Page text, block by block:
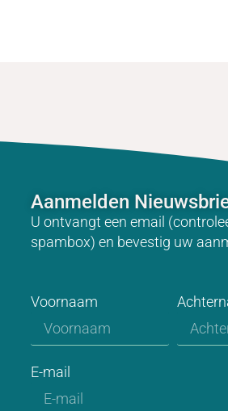
Aanmelden
U ontvangt een email
spambox) en bevestig uw
Voornaam
E-mail